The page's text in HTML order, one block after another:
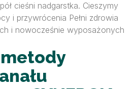
cieśni nadgarstka. Cieszymy
i przywrócenia Pełni zdrowia
i nowocześnie wyposażonych